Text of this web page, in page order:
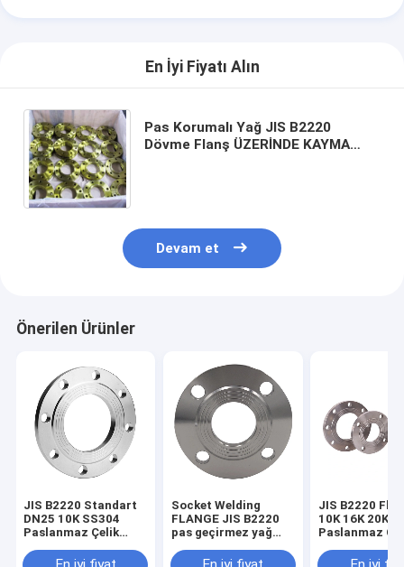
En İyi Fiyatı Alın
Pas Korumalı Yağ JIS B2220
Dövme Flanş ÜZERİNDE KAYMA
Devam et
Önerilen Ürünler
JIS B2220 Standart
DN25 10K SS304
Paslanmaz Çelik
Socket Welding
FLANGE JIS B2220
pas geçirmez yağ
standartları ile
JIS B2220
10K 16K 20K
Paslanmaz